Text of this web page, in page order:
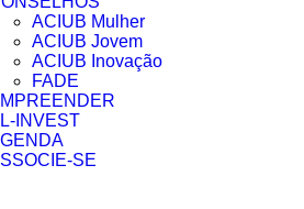
ACIUB Mulher
ACIUB Jovem
ACIUB Inovação
FADE
INVEST
SE